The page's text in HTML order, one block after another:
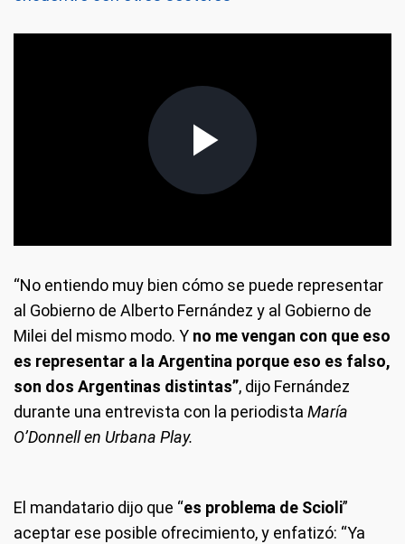
“No entiendo muy bien cómo se puede representar
al Gobierno de Alberto Fernández y al Gobierno de
Milei del mismo modo. Y no me vengan con que eso
es representar a la Argentina porque eso es falso,
son dos Argentinas distintas”, dijo Fernández
durante una entrevista con la periodista María
O’Donnell en Urbana Play.
El mandatario dijo que “es problema de Scioli”
aceptar ese posible ofrecimiento, y enfatizó: “Ya